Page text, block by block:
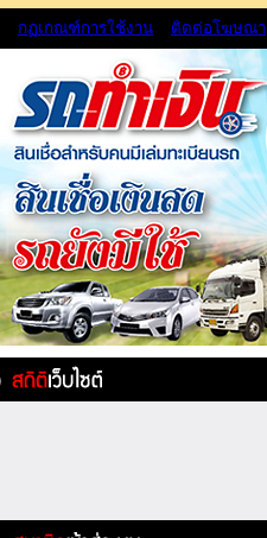
กฏเกณฑ์การใช้งาน ติดต่อโฆษณา